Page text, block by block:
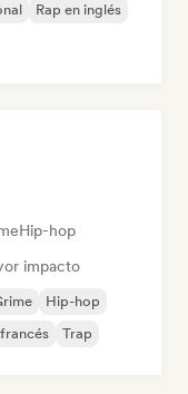
Rap en inglés
Hip-hop
impacto
Hip-hop
Trap